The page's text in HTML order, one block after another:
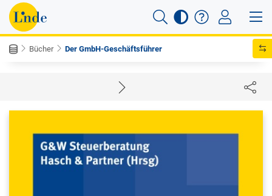
Bücher Der GmbH-Geschäftsführer